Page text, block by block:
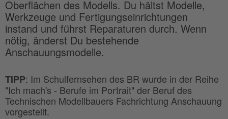
Oberflächen des Modells. Du hältst Modelle,
Werkzeuge und Fertigungseinrichtungen
instand und führst Reparaturen durch. Wenn
nötig, änderst Du bestehende
Anschauungsmodelle.
TIPP: Im Schulfernsehen des BR wurde in der Reihe
"Ich mach's - Berufe im Portrait" der Beruf des
Technischen Modellbauers Fachrichtung Anschauung
vorgestellt.